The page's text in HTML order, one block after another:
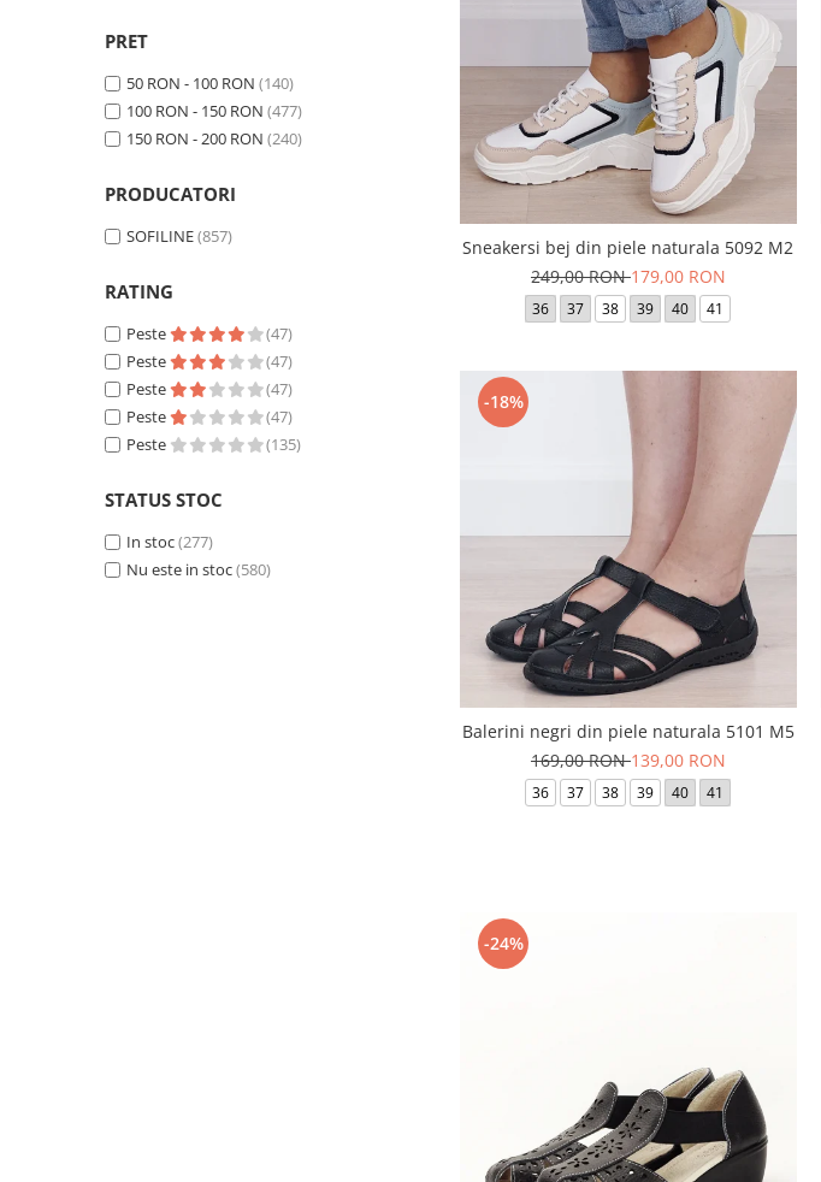
PRET
50 RON - 100 RON (140)
100 RON - 150 RON (477)
150 RON - 200 RON (240)
PRODUCATORI
SOFILINE(857)
RATING
Peste
(47)
Peste
(47)
Peste
(47)
Peste
(47)
Peste
(135)
STATUS STOC
In stoc(277)
Nu este in stoc(580)
Sneakersi bej din piele naturala 5092 M2
249,00 RON179,00 RON
36 37 38 39 40 41
-18%
Balerini negri din piele naturala 5101 M5
169,00 RON139,00 RON
36 37 38 39 40 41
-24%